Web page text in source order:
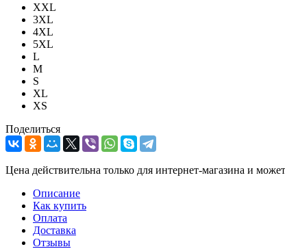
XXL
3XL
4XL
5XL
L
M
S
XL
XS
Поделиться
Цена действительна только для интернет-магазина и
Описание
Как купить
Оплата
Доставка
Отзывы